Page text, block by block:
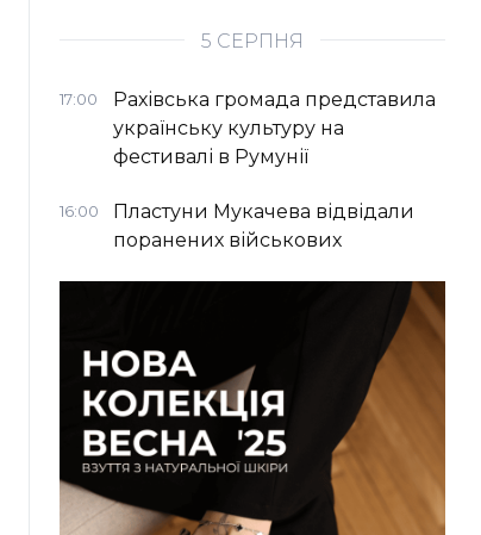
5 СЕРПНЯ
17:00
Рахівська громада представила
українську культуру на
фестивалі в Румунії
16:00
Пластуни Мукачева відвідали
поранених військових